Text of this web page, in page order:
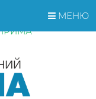
МЕНЮ
И СРОКИ
У МЕНЕДЖЕРОВ